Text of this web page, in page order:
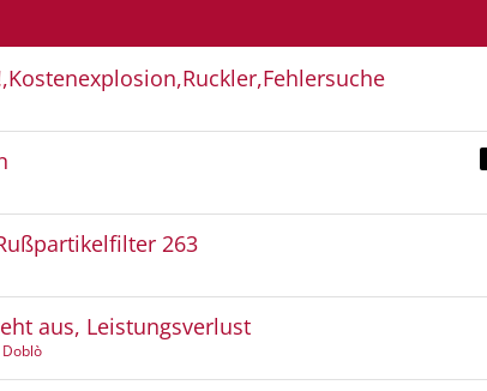
263
aus, Leistungsverlust
Doblò